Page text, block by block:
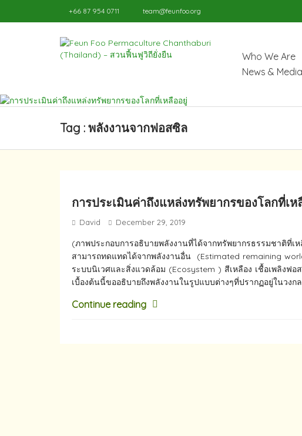
+66 87 954 0711 team@feunfoo.org
Who We Are
News & Media
Tag : พลังงานจากฟอสซิล
การประเมินค่าถึงแหล่งทรัพยากร​ของโลกที่เห
David December 29, 2019
(ภาพประกอบการอธิบายพลังงานที่ได้จากทรัพยากรธรรมชาติ​ที่
สามารถ​ทดแทดได้จากพลังงานอื่น​ (Estimated remaining
ระบบนิเวศ​และสิ่งแวดล้อม​ (Ecosystem )​ สีเหลือง​ เชื้อเพลิ
เบื้องต้นนี้ขออธิบายถึงพลังงานในรูปแบบต่างๆที่ปรากฏอยู่ในว
Continue reading